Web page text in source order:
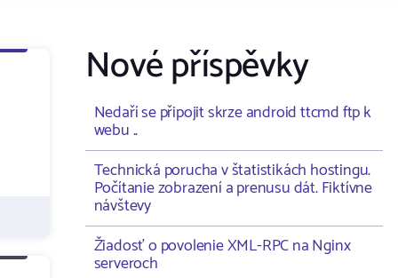
Nové příspěvky
Nedaří se připojit skrze android ttcmd ftp k
webu ..
Technická porucha v štatistikách hostingu.
Počítanie zobrazení a prenusu dát. Fiktívne
návštevy
Žiadosť o povolenie XML-RPC na Nginx
serveroch